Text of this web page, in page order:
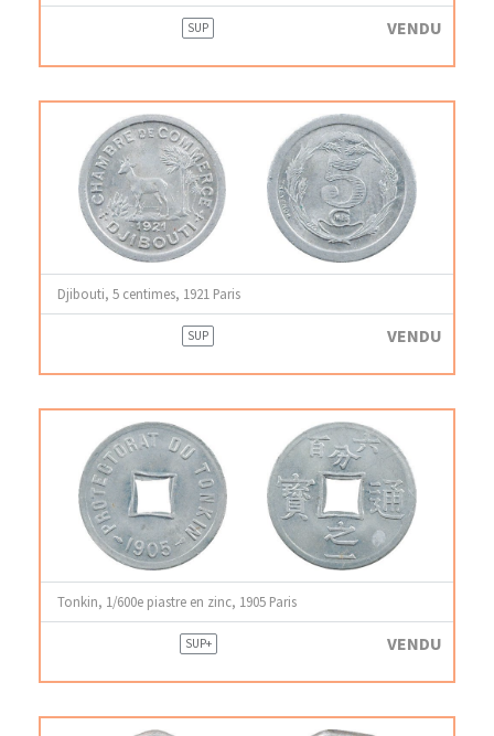
SUP VENDU
Djibouti, 5 centimes, 1921 Paris
SUP VENDU
Tonkin, 1/600e piastre en zinc, 1905 Paris
SUP+ VENDU